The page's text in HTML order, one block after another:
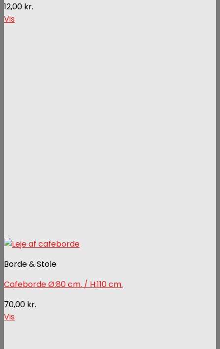
12,00 kr.
Vis
Borde & Stole
Cafeborde Ø:80 cm. / H:110 cm.
70,00 kr.
Vis